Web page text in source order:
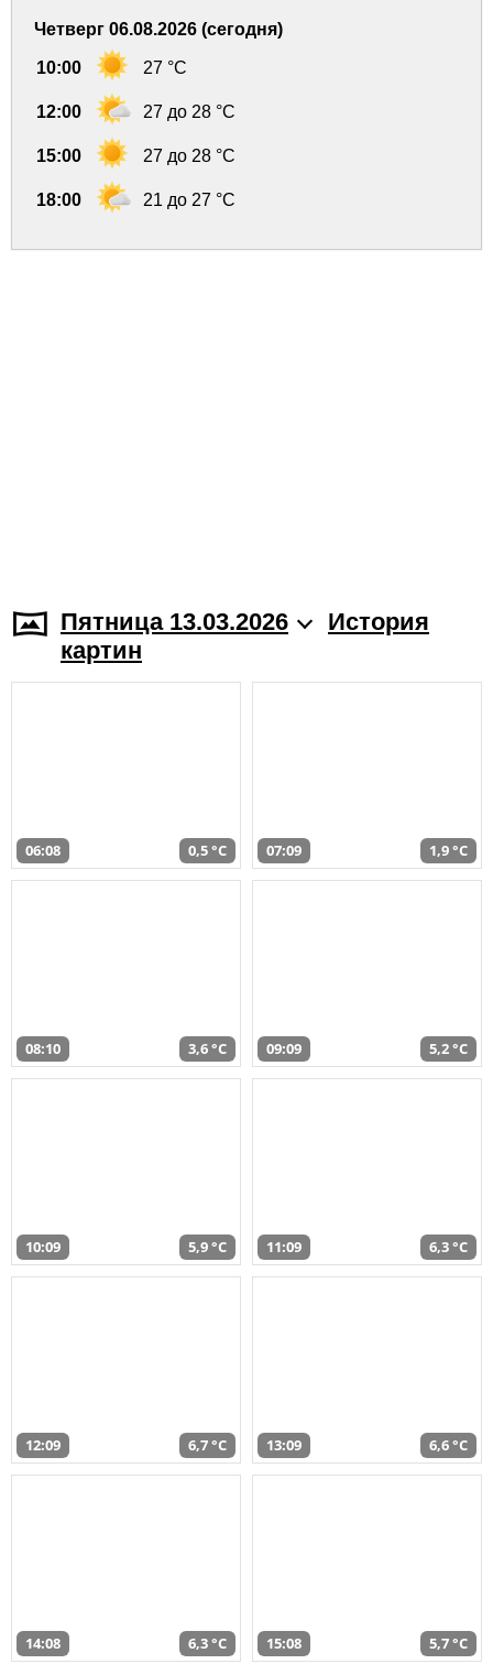
Четверг 06.08.2026 (сегодня)
10:00 27 °C
12:00 27 до 28 °C
15:00 27 до 28 °C
18:00 21 до 27 °C
Пятница 13.03.2026
История
картин
06:08 0,5 °C 07:09 1,9 °C
08:10 3,6 °C 09:09 5,2 °C
10:09 5,9 °C 11:09 6,3 °C
12:09 6,7 °C 13:09 6,6 °C
14:08 6,3 °C 15:08 5,7 °C